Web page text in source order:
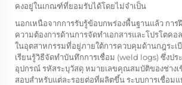
คงอยู่ในเกณฑ์ที่ยอมรับได้โดยไม่จำเป็น
นอกเหนือจากการรับรู้ข้อบกพร่องพื้นฐานแล้ว กา
ความต้องการด้านการจัดทำเอกสารและโปรโตคอ
ในอุตสาหกรรมที่อยู่ภายใต้การควบคุมด้านกฎระเ
เรียนรู้วิธีจัดทำบันทึกการเชื่อม (weld logs) ซึ่งปร
อุปกรณ์ รหัสระบุวัสดุ หมายเลขคุณสมบัติของช่างเ
สอบสำหรับแต่ละรอยต่อที่ผลิตขึ้น ระบบการเชื่อม